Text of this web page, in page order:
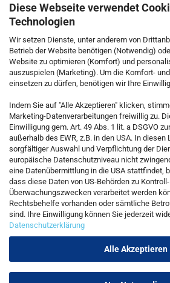
Diese Webseite verwendet
Technologien
Wir setzen Dienste, unter anderem von
Betrieb der Website benötigen (Notwendig)
Website zu optimieren (Komfort) und
auszuspielen (Marketing). Um die Komfort-
einsetzen zu dürfen, benötigen wir Ihre
Indem Sie auf "Alle Akzeptieren" klicken,
Marketing-Datenverarbeitungen freiwillig zu.
Einwilligung gem. Art. 49 Abs. 1 lit. a DSGVO
außerhalb des EWR, z.B. in den USA. In diesen
sorgfältiger Auswahl und Verpflichtung der
europäische Datenschutzniveau nicht
eine Datenübermittlung in die USA stattfindet,
dass diese Daten von US-Behörden zu
Überwachungszwecken verarbeitet werden
Rechtsbehelfe vorhanden oder sämtliche
sind. Ihre Einwilligung können Sie jederzeit
Datenschutzerklärung
Alle Akzeptieren
KONTAKT
Kostenfreie Service-Hotline
0800 5892815
Callback Service
Kontaktformular